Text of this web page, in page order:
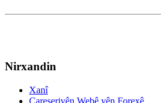
Nirxandin
Xanî
Çareseriyên Webê yên Forexê